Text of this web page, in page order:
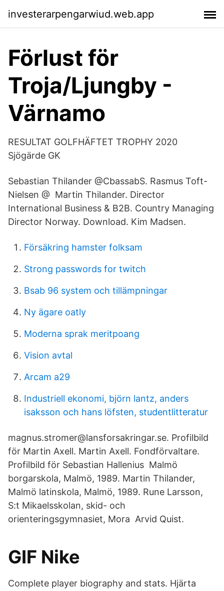
investerarpengarwiud.web.app
Förlust för
Troja/Ljungby -
Värnamo
RESULTAT GOLFHÄFTET TROPHY 2020
Sjögärde GK
Sebastian Thilander @CbassabS. Rasmus Toft-
Nielsen @ Martin Thilander. Director
International Business & B2B. Country Managing
Director Norway. Download. Kim Madsen.
Försäkring hamster folksam
Strong passwords for twitch
Bsab 96 system och tillämpningar
Ny ägare oatly
Moderna sprak meritpoang
Vision avtal
Arcam a29
Industriell ekonomi, björn lantz, anders
isaksson och hans löfsten, studentlitteratur
magnus.stromer@lansforsakringar.se. Profilbild
för Martin Axell. Martin Axell. Fondförvaltare.
Profilbild för Sebastian Hallenius Malmö
borgarskola, Malmö, 1989. Martin Thilander,
Malmö latinskola, Malmö, 1989. Rune Larsson,
S:t Mikaelsskolan, skid- och
orienteringsgymnasiet, Mora Arvid Quist.
GIF Nike
Complete player biography and stats. Hjärta